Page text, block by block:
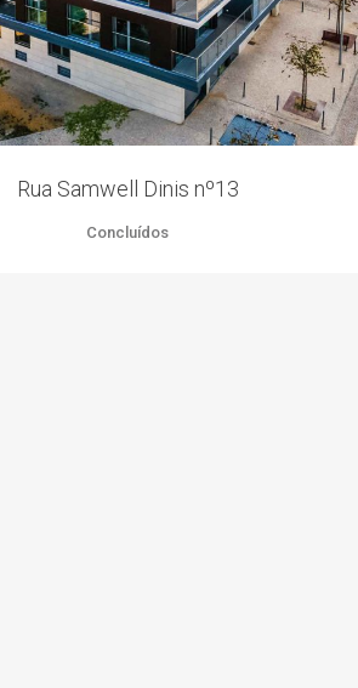
Rua Samwell Dinis nº13
Concluídos